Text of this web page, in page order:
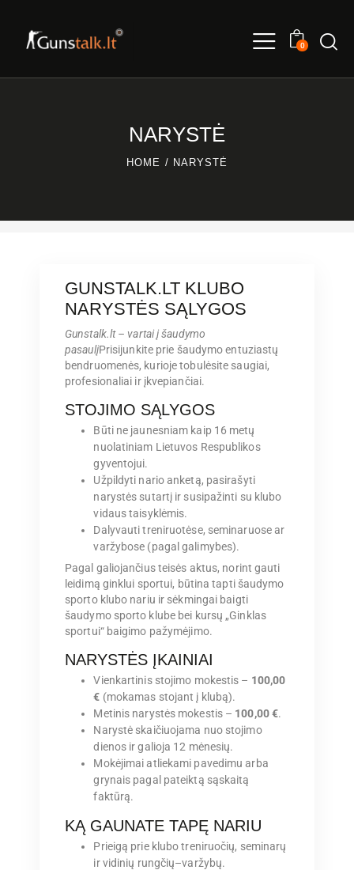
0
NARYSTĖ
HOME NARYSTĖ
GUNSTALK.LT KLUBO
NARYSTĖS SĄLYGOS
Gunstalk.lt – vartai į šaudymo
pasaulįPrisijunkite prie šaudymo entuziastų
bendruomenės, kurioje tobulėsite saugiai,
profesionaliai ir įkvepiančiai.
STOJIMO SĄLYGOS
Būti ne jaunesniam kaip 16 metų
nuolatiniam Lietuvos Respublikos
gyventojui.
Užpildyti nario anketą, pasirašyti
narystės sutartį ir susipažinti su klubo
vidaus taisyklėmis.
Dalyvauti treniruotėse, seminaruose ar
varžybose (pagal galimybes).
Pagal galiojančius teisės aktus, norint gauti
leidimą ginklui sportui, būtina tapti šaudymo
sporto klubo nariu ir sėkmingai baigti
šaudymo sporto klube bei kursų „Ginklas
sportui“ baigimo pažymėjimo.
NARYSTĖS ĮKAINIAI
Vienkartinis stojimo mokestis – 100,00
€ (mokamas stojant į klubą).
Metinis narystės mokestis – 100,00 €.
Narystė skaičiuojama nuo stojimo
dienos ir galioja 12 mėnesių.
Mokėjimai atliekami pavedimu arba
grynais pagal pateiktą sąskaitą
faktūrą.
KĄ GAUNATE TAPĘ NARIU
Prieigą prie klubo treniruočių, seminarų
ir vidinių rungčių–varžybų.